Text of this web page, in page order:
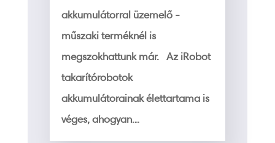
akkumulátorral üzemelő -
műszaki terméknél is
megszokhattunk már. Az iRobot
takarítórobotok
akkumulátorainak élettartama is
véges, ahogyan...